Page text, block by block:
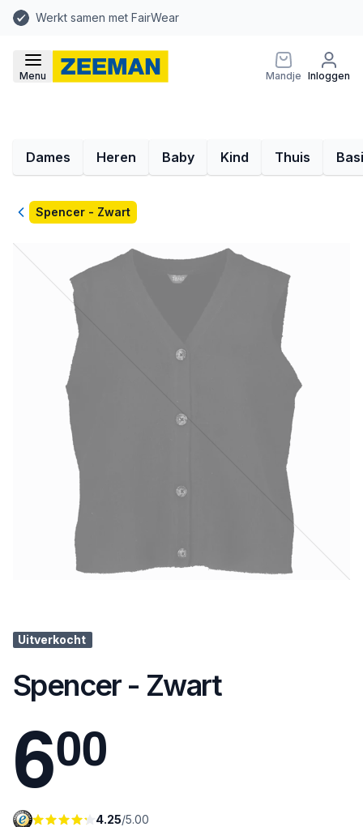
Werkt samen met FairWear
Menu Mandje Inloggen
Dames Heren Baby Kind Thuis
TerugSpencer - Zwart
Uitverkocht
Spencer - Zwart
600
4.25/5.00